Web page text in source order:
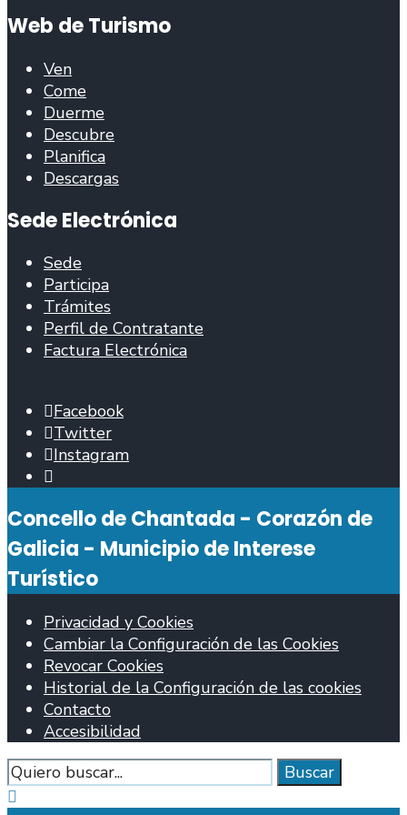
Web de Turismo
Ven
Come
Duerme
Descubre
Planifica
Descargas
Sede Electrónica
Sede
Participa
Trámites
Perfil de Contratante
Factura Electrónica
Facebook
Twitter
Instagram
de
búsqueda
Concello de Chantada - Corazón de
Galicia - Municipio de Interese
Turístico
Privacidad y Cookies
Cambiar la Configuración de las Cookies
Revocar Cookies
Historial de la Configuración de las cookies
Contacto
Accesibilidad
Buscar
Buscar